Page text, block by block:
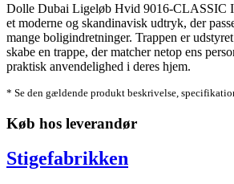
Dolle Dubai Ligeløb Hvid 9016-CLASSIC
et moderne og skandinavisk udtryk, der
mange boligindretninger. Trappen er
skabe en trappe, der matcher netop ens
praktisk anvendelighed i deres hjem.
* Se den gældende produkt beskrivelse,
Køb hos leverandør
Stigefabrikken